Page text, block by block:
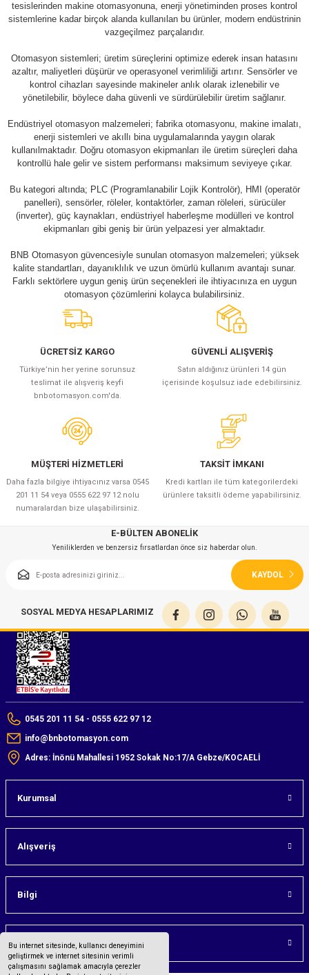
Bu internet sitesinde, kullanıcı deneyimini
geliştirmek ve internet sitesinin verimli
çalışmasını sağlamak amacıyla çerezler
tesislerinden makine otomasyonuna, enerji yönetiminden proses kontrol
sistemlerine kadar birçok alanda kullanılan bu ürünler, modern endüstrinin
vazgeçilmez parçalarıdır.
Otomasyon sistemleri; üretim süreçlerini optimize ederek insan hatasını
azaltır, maliyetleri düşürür ve operasyonel verimliliği artırır. Sensörler ve
kontrol cihazları sayesinde makineler anlık olarak izlenebilir ve
yönetilebilir, böylece daha güvenli ve sürdürülebilir üretim sağlanır.
Endüstriyel otomasyon malzemeleri; fabrika otomasyonu, makine imalatı,
enerji sistemleri ve akıllı bina uygulamalarında yaygın olarak
kullanılmaktadır. Doğru otomasyon ekipmanları ile üretim süreçleri daha
kontrollü hale gelir ve sistem performansı maksimum seviyeye çıkar.
Bu kategori altında; PLC (Programlanabilir Lojik Kontrolör), HMI (operatör
panelleri), sensörler, röleler, kontaktörler, zaman röleleri, sürücüler
(inverter), güç kaynakları, endüstriyel haberleşme modülleri ve kontrol
ekipmanları gibi geniş bir ürün yelpazesi yer almaktadır.
BNB Otomasyon güvencesiyle sunulan otomasyon malzemeleri; yüksek
kalite standartları, dayanıklılık ve uzun ömürlü kullanım avantajı sunar.
Farklı sektörlere uygun geniş ürün seçenekleri ile ihtiyacınıza en uygun
otomasyon çözümlerini kolayca bulabilirsiniz.
ÜCRETSİZ KARGO
Türkiye’nin her yerine sorunsuz
teslimat ile alışveriş keyfi
bnbotomasyon.com'da.
GÜVENLİ ALIŞVERİŞ
Satın aldığınız ürünleri 14 gün
içerisinde koşulsuz iade edebilirsiniz.
MÜŞTERİ HİZMETLERİ
Daha fazla bilgiye ihtiyacınız varsa 0545
201 11 54 veya 0555 622 97 12 nolu
numaralardan bize ulaşabilirsiniz.
TAKSİT İMKANI
Kredi kartları ile tüm kategorilerdeki
ürünlere taksitli ödeme yapabilirsiniz.
E-BÜLTEN ABONELİK
Yeniliklerden ve benzersiz fırsatlardan önce siz haberdar olun.
KAYDOL
SOSYAL MEDYA HESAPLARIMIZ
0545 201 11 54 - 0555 622 97 12
info@bnbotomasyon.com
Adres: İnönü Mahallesi 1952 Sokak No:17/A Gebze/KOCAELİ
Kurumsal
Alışveriş
Bilgi
Üyelik